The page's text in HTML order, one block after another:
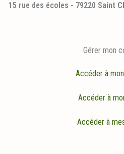
15 rue des écoles - 79220 Saint
Gérer mon
Accéder à
Accéder à
Accéder à